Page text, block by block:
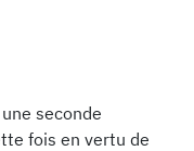
seconde
fois en vertu de